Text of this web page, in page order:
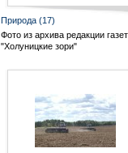
Природа (17)
Фото из архива редакции
"Холуницкие зори"